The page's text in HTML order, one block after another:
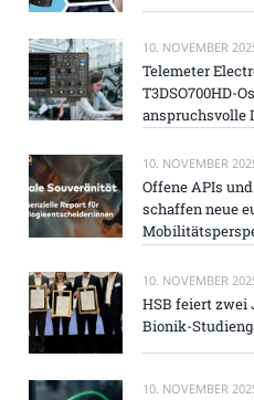
10. NOVEMBER
Telemeter
T3DSO700HD-
anspruchsvolle
10. NOVEMBER
Offene APIs
schaffen neue
10. NOVEMBER
HSB feiert
Bionik-
10. NOVEMBER